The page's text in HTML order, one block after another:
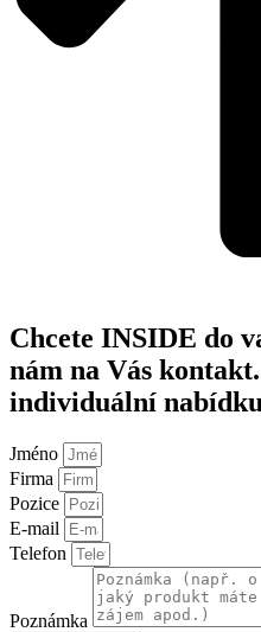
Chcete INSIDE do
nám na Vás
individuální
Jméno
Firma
Pozice
E-mail
Telefon
Poznámka